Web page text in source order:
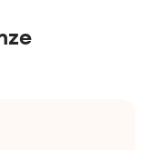
de maand